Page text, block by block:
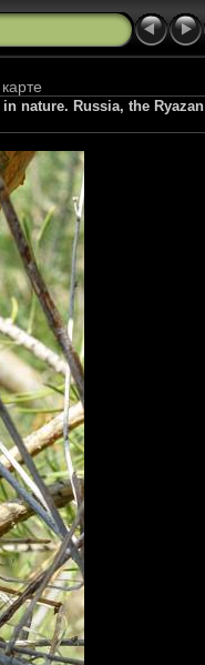
nature. Russia, the Ryazan